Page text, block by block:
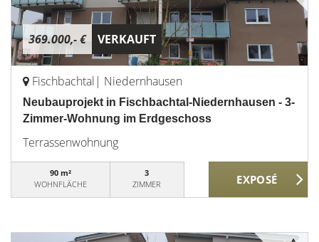
369.000,- € VERKAUFT
Fischbachtal| Niedernhausen
Neubauprojekt in Fischbachtal-Niedernhausen - 3-
Zimmer-Wohnung im Erdgeschoss
Terrassenwohnung
90 m²
WOHNFLÄCHE
3
ZIMMER